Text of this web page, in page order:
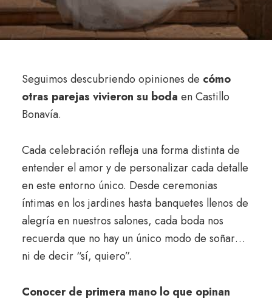
Seguimos descubriendo opiniones de cómo
otras parejas vivieron su boda en Castillo
Bonavía.
Cada celebración refleja una forma distinta de
entender el amor y de personalizar cada detalle
en este entorno único. Desde ceremonias
íntimas en los jardines hasta banquetes llenos de
alegría en nuestros salones, cada boda nos
recuerda que no hay un único modo de soñar…
ni de decir “sí, quiero”.
Conocer de primera mano lo que opinan